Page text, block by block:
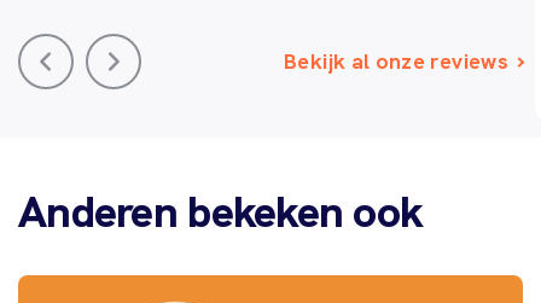
Bekijk al onze reviews
Anderen bekeken ook